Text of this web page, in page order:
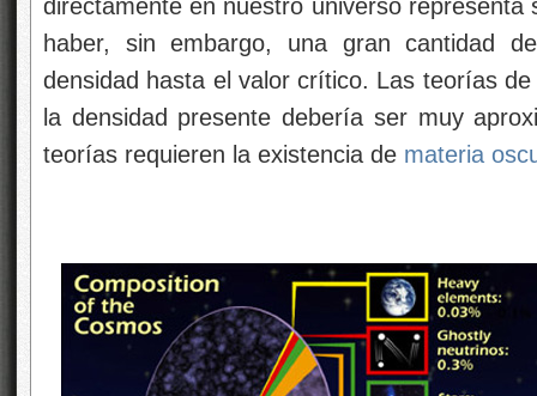
directamente en nuestro universo
haber, sin embargo, una gran cantidad
densidad hasta el valor crítico. Las teorías
la densidad presente debería ser muy
teorías requieren la existencia de materia